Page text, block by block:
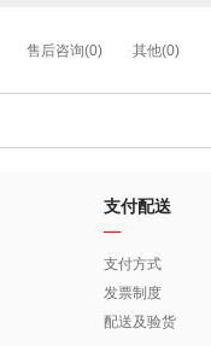
售后咨询(0) 其他(0)
支付配送
支付方式
发票制度
配送及验货